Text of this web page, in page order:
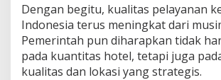
Dengan begitu, kualitas pelayanan
Indonesia terus meningkat dari
Pemerintah pun diharapkan tidak
pada kuantitas hotel, tetapi juga
kualitas dan lokasi yang strategis.